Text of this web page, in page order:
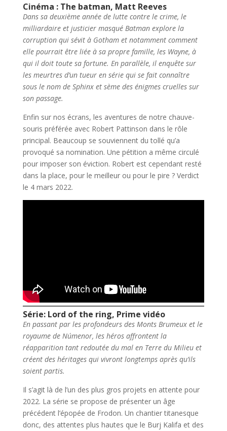
Cinéma : The batman, Matt Reeves
Dans sa deuxième année de lutte contre le crime, le
milliardaire et justicier masqué Batman explore la
corruption qui sévit à Gotham et notamment comment
elle pourrait être liée à sa propre famille, les Wayne, à
qui il doit toute sa fortune. En parallèle, il enquête sur
les meurtres d’un tueur en série qui se fait connaître
sous le nom de Sphinx et sème des énigmes cruelles sur
son passage.
Enfin sur nos écrans, les aventures de notre chauve-
souris préférée avec Robert Pattinson dans le rôle
principal. Beaucoup se souviennent du tollé qu’a
provoqué sa nomination. Une pétition a même circulé
pour imposer son éviction. Robert est cependant resté
dans la place, pour le meilleur ou pour le pire ? Verdict
le 4 mars 2022.
Série: Lord of the ring, Prime vidéo
En passant par les profondeurs des Monts Brumeux et le
royaume de Númenor, les héros affrontent la
réapparition tant redoutée du mal en Terre du Milieu et
créent des héritages qui vivront longtemps après qu’ils
soient partis.
Il s’agit là de l’un des plus gros projets en attente pour
2022. La série se propose de présenter un âge
précédent l’épopée de Frodon. Un chantier titanesque
donc, des attentes plus hautes que le Burj Kalifa et des